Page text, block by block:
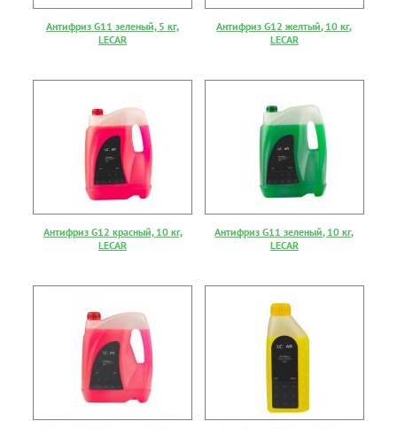
Антифриз G11 зеленый, 5 кг,
LECAR
Антифриз G12 желтый, 10 кг,
LECAR
Антифриз G12 красный, 10 кг,
LECAR
Антифриз G11 зеленый, 10 кг,
LECAR